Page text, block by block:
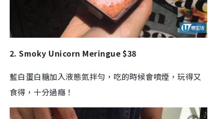
2. Smoky Unicorn Meringue $38
藍白蛋白糖加入液態氮拌勻，吃的時候會噴煙，玩得又
食得，十分過癮！